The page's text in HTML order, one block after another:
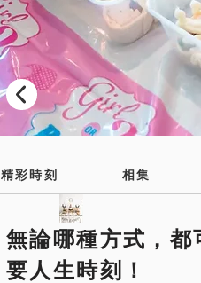
精彩時刻 相集
無論哪種方式，
要人生時刻！